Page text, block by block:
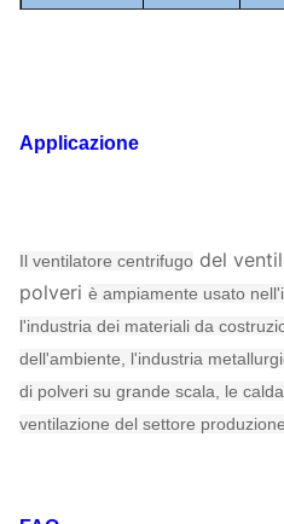
4-09
Il ventilatore centrifugo del
polveri è ampiamente usato
l'industria dei materiali da
dell'ambiente, l'industria
di polveri su grande scala, le
ventilazione del settore